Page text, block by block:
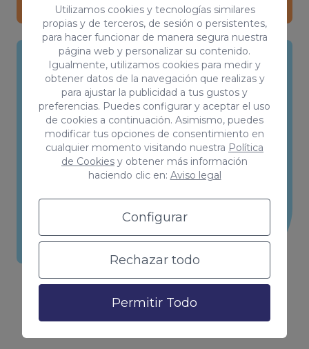
Utilizamos cookies y tecnologías similares
propias y de terceros, de sesión o persistentes,
para hacer funcionar de manera segura nuestra
página web y personalizar su contenido.
Igualmente, utilizamos cookies para medir y
obtener datos de la navegación que realizas y
para ajustar la publicidad a tus gustos y
preferencias. Puedes configurar y aceptar el uso
de cookies a continuación. Asimismo, puedes
modificar tus opciones de consentimiento en
cualquier momento visitando nuestra Política
de Cookies y obtener más información
haciendo clic en: Aviso legal
Configurar
Rechazar todo
Permitir Todo
Mejora de la eficiencia de los
gastos
Al mejorar la tasa de conversión, el CRO
puede ayudar a maximizar la eficiencia
en el gasto de marketing, ya que se
obtienen más conversiones de los
mismos visitantes o tráfico que se tenía
anteriormente.